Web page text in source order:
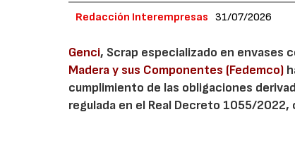
Redacción Interempresas 31/07/2026
Genci, Scrap especializado en envases
Madera y sus Componentes (Fedemco)
cumplimiento de las obligaciones
regulada en el Real Decreto 1055/